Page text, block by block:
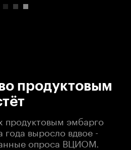
продуктовым
продуктовым эмбарго
года выросло вдвое -
опроса ВЦИОМ.